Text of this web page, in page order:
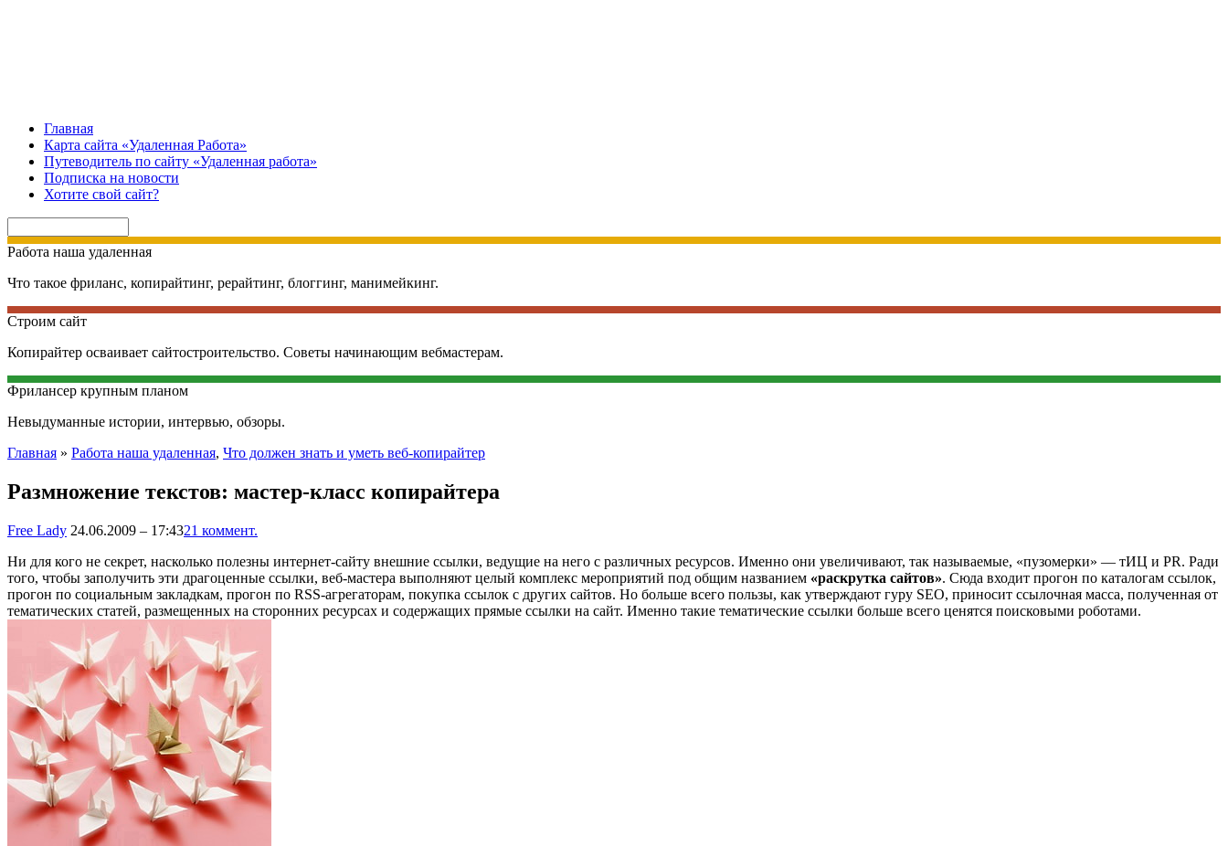
Главная
Карта сайта «Удаленная Работа»
Путеводитель по сайту «Удаленная работа»
Подписка на новости
Хотите свой сайт?
Работа наша удаленная
Что такое фриланс, копирайтинг, рерайтинг, блоггинг, манимейкинг.
Строим сайт
Копирайтер осваивает сайтостроительство. Советы начинающим вебмастерам.
Фрилансер крупным планом
Невыдуманные истории, интервью, обзоры.
Главная » Работа наша удаленная, Что должен знать и уметь веб-копирайтер
Размножение текстов: мастер-класс копирайтера
Free Lady 24.06.2009 – 17:4321 коммент.
Ни для кого не секрет, насколько полезны интернет-сайту внешние ссылки, ведущие на него с различных ресурсов. Именно они увеличивают, так называемые, «пузомерки» — тИЦ и PR. Ради
того, чтобы заполучить эти драгоценные ссылки, веб-мастера выполняют целый комплекс мероприятий под общим названием «раскрутка сайтов». Сюда входит прогон по каталогам ссылок,
прогон по социальным закладкам, прогон по RSS-агрегаторам, покупка ссылок с других сайтов. Но больше всего пользы, как утверждают гуру SEO, приносит ссылочная масса, полученная от
тематических статей, размещенных на сторонних ресурсах и содержащих прямые ссылки на сайт. Именно такие тематические ссылки больше всего ценятся поисковыми роботами.